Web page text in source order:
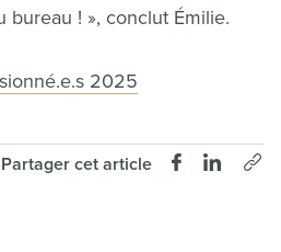
bureau ! », conclut Émilie.
2025
Partager cet article